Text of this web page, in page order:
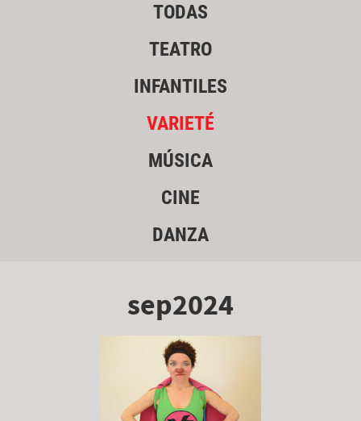
TODAS
TEATRO
INFANTILES
VARIETÉ
MÚSICA
CINE
DANZA
sep2024